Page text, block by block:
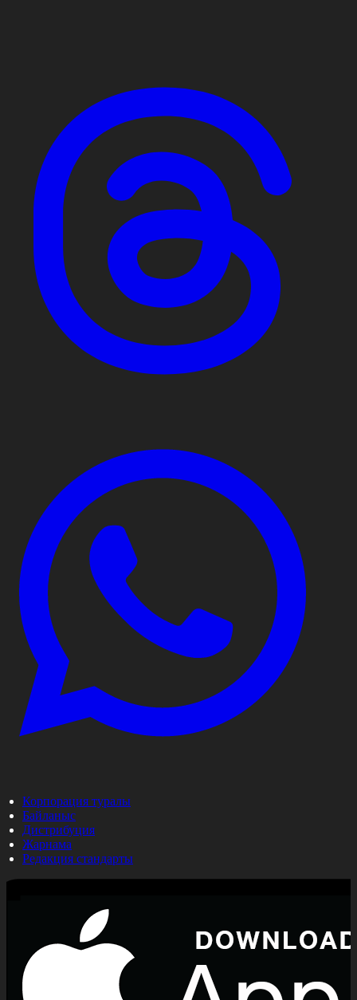
Корпорация туралы
Байланыс
Дистрибуция
Жарнама
Редакция стандарты